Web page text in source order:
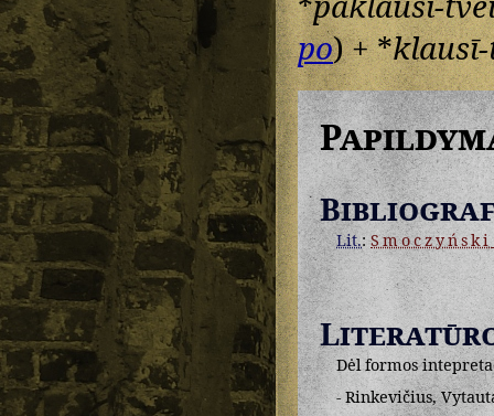
po) + *
Lit.:Smoczyński
Dėl formos
- Rinkevičius,